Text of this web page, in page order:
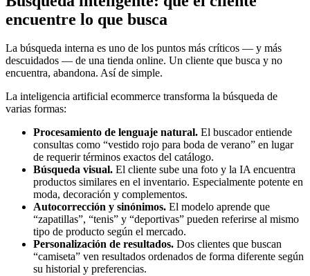
encuentre lo que busca
La búsqueda interna es uno de los puntos más críticos — y más
descuidados — de una tienda online. Un cliente que busca y no
encuentra, abandona. Así de simple.
La inteligencia artificial ecommerce transforma la búsqueda de
varias formas:
Procesamiento de lenguaje natural. El buscador entiende
consultas como “vestido rojo para boda de verano” en lugar
de requerir términos exactos del catálogo.
Búsqueda visual. El cliente sube una foto y la IA encuentra
productos similares en el inventario. Especialmente potente en
moda, decoración y complementos.
Autocorrección y sinónimos. El modelo aprende que
“zapatillas”, “tenis” y “deportivas” pueden referirse al mismo
tipo de producto según el mercado.
Personalización de resultados. Dos clientes que buscan
“camiseta” ven resultados ordenados de forma diferente según
su historial y preferencias.